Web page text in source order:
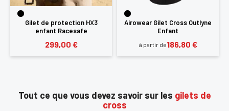
Gilet de protection HX3
enfant Racesafe
299,00 €
Airowear Gilet Cross Outlyne
Enfant
à partir de186,80 €
Tout ce que vous devez savoir sur les gilets de
cross